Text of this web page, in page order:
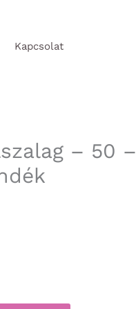
Kapcsolat
– 50 –